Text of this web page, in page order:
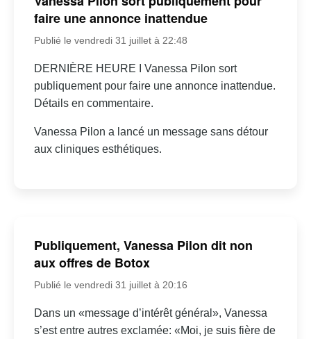
faire une annonce inattendue
Publié le vendredi 31 juillet à 22:48
DERNIÈRE HEURE I Vanessa Pilon sort
publiquement pour faire une annonce inattendue.
Détails en commentaire.
Vanessa Pilon a lancé un message sans détour
aux cliniques esthétiques.
Publiquement, Vanessa Pilon dit non
aux offres de Botox
Publié le vendredi 31 juillet à 20:16
Dans un «message d’intérêt général», Vanessa
s’est entre autres exclamée: «Moi, je suis fière de